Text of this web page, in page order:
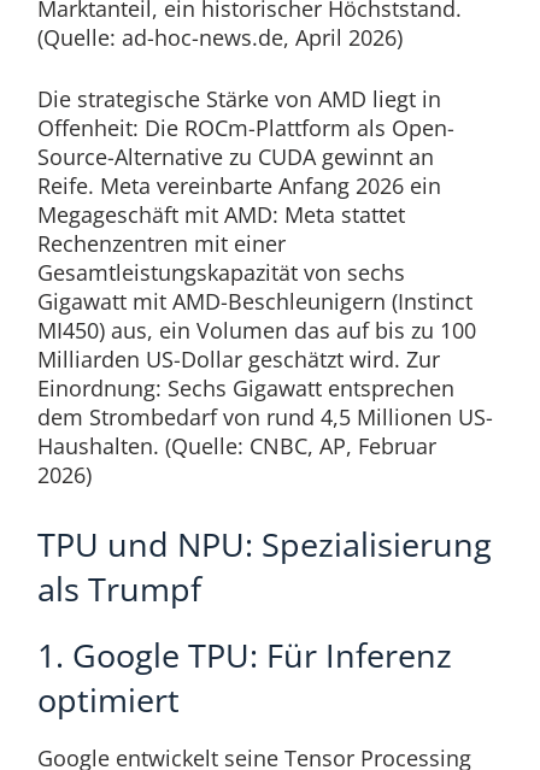
Marktanteil, ein historischer Höchststand.
(Quelle: ad-hoc-news.de, April 2026)
Die strategische Stärke von AMD liegt in
Offenheit: Die ROCm-Plattform als Open-
Source-Alternative zu CUDA gewinnt an
Reife. Meta vereinbarte Anfang 2026 ein
Megageschäft mit AMD: Meta stattet
Rechenzentren mit einer
Gesamtleistungskapazität von sechs
Gigawatt mit AMD-Beschleunigern (Instinct
MI450) aus, ein Volumen das auf bis zu 100
Milliarden US-Dollar geschätzt wird. Zur
Einordnung: Sechs Gigawatt entsprechen
dem Strombedarf von rund 4,5 Millionen US-
Haushalten. (Quelle: CNBC, AP, Februar
2026)
TPU und NPU: Spezialisierung
als Trumpf
1. Google TPU: Für Inferenz
optimiert
Google entwickelt seine Tensor Processing